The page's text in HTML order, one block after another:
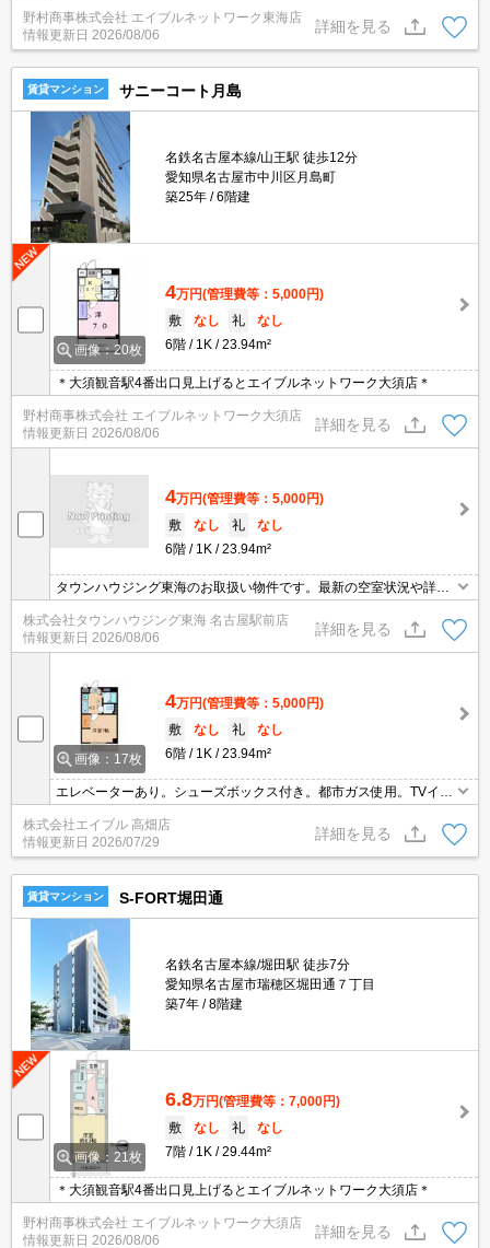
野村商事株式会社 エイブルネットワーク東海店
情報更新日 2026/08/06
詳細を見る
賃貸マンション サニーコート月島
名鉄名古屋本線/山王駅 徒歩12分
愛知県名古屋市中川区月島町
築25年
6階建
画像：20枚
4万円(管理費等：5,000円)
敷
なし 礼
なし
6階
1K 23.94m²
＊大須観音駅4番出口見上げるとエイブルネットワーク大須店＊
野村商事株式会社 エイブルネットワーク大須店
情報更新日 2026/08/06
詳細を見る
4万円(管理費等：5,000円)
敷
なし 礼
なし
6階
1K 23.94m²
タウンハウジング東海のお取扱い物件です。最新の空室状況や詳細
などお気軽にお問い合わせください。
株式会社タウンハウジング東海 名古屋駅前店
情報更新日 2026/08/06
詳細を見る
画像：17枚
4万円(管理費等：5,000円)
敷
なし 礼
なし
6階
1K 23.94m²
エレベーターあり。シューズボックス付き。都市ガス使用。TVイン
ターホン付き。室内洗濯機置場。クローゼット付。サポートシステ
ム加入要1,980円/月。町会費月250円。
株式会社エイブル 高畑店
情報更新日 2026/07/29
詳細を見る
賃貸マンション S-FORT堀田通
名鉄名古屋本線/堀田駅 徒歩7分
愛知県名古屋市瑞穂区堀田通７丁目
築7年
8階建
画像：21枚
6.8万円(管理費等：7,000円)
敷
なし 礼
なし
7階
1K 29.44m²
＊大須観音駅4番出口見上げるとエイブルネットワーク大須店＊
野村商事株式会社 エイブルネットワーク大須店
情報更新日 2026/08/06
詳細を見る